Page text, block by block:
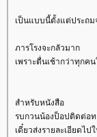
เป็นแบบนี้ตั้งแต่ประถ
ภารโรงจะกลัวมาก
เพราะตื่นเช้ากว่าทุกค
สำหรับหนังสือ
รบกวนน้องป็อปติดต่อท
เดี๋ยวส่งรายละเอียดไป